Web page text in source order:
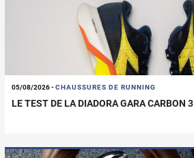
05/08/2026-CHAUSSURES DE RUNNING
LE TEST DE LA DIADORA GARA CARBON 3